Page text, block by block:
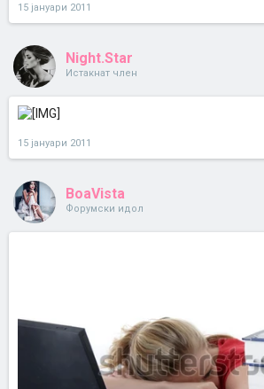
15 јануари 2011
Night.Star
Истакнат член
15 јануари 2011
BoaVista
Форумски идол